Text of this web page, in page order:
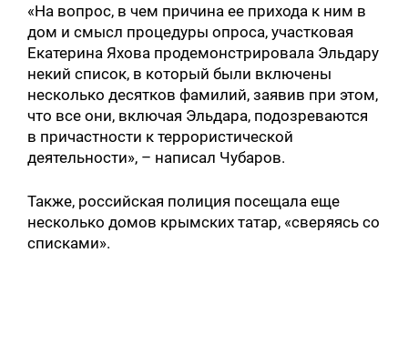
«На вопрос, в чем причина ее прихода к ним в
дом и смысл процедуры опроса, участковая
Екатерина Яхова продемонстрировала Эльдару
некий список, в который были включены
несколько десятков фамилий, заявив при этом,
что все они, включая Эльдара, подозреваются
в причастности к террористической
деятельности», – написал Чубаров.
Также, российская полиция посещала еще
несколько домов крымских татар, «сверяясь со
списками».